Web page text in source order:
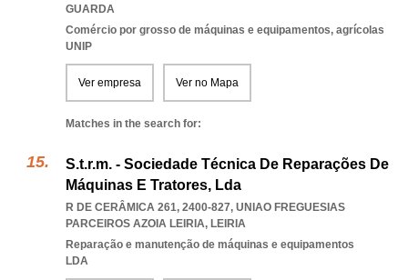
GUARDA
Comércio por grosso de máquinas e equipamentos, agrícolas
UNIP
Ver empresa Ver no Mapa
Matches in the search for:
S.t.r.m. - Sociedade Técnica De Reparações De
Máquinas E Tratores, Lda
R DE CERÂMICA 261, 2400-827, UNIAO FREGUESIAS
PARCEIROS AZOIA LEIRIA, LEIRIA
Reparação e manutenção de máquinas e equipamentos
LDA